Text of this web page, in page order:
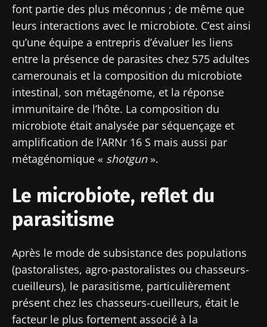
font partie des plus méconnus ; de même que
leurs interactions avec le microbiote. C’est ainsi
qu’une équipe a entrepris d’évaluer les liens
entre la présence de parasites chez 575 adultes
camerounais et la composition du microbiote
intestinal, son métagénome, et la réponse
immunitaire de l’hôte. La composition du
microbiote était analysée par séquençage et
amplification de l’ARNr 16 S mais aussi par
métagénomique « shotgun».
Le microbiote, reflet du
parasitisme
Après le mode de subsistance des populations
(pastoralistes, agro-pastoralistes ou chasseurs-
cueilleurs), le parasitisme, particulièrement
présent chez les chasseurs-cueilleurs, était le
facteur le plus fortement associé à la